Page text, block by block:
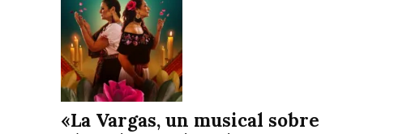
«La Vargas, un musical sobre